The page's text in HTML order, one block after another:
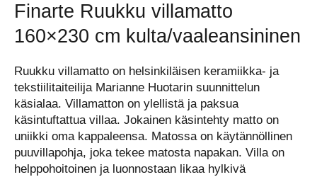
Finarte Ruukku villamatto
160×230 cm kulta/vaaleansininen
Ruukku villamatto on helsinkiläisen keramiikka- ja
tekstiilitaiteilija Marianne Huotarin suunnittelun
käsialaa. Villamatton on ylellistä ja paksua
käsintuftattua villaa. Jokainen käsintehty matto on
uniikki oma kappaleensa. Matossa on käytännöllinen
puuvillapohja, joka tekee matosta napakan. Villa on
helppohoitoinen ja luonnostaan likaa hylkivä